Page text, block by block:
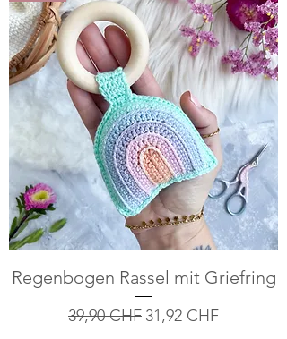
Regenbogen Rassel mit Griefring
Standardpreis
39,90 CHF Sale-Preis
31,92 CHF